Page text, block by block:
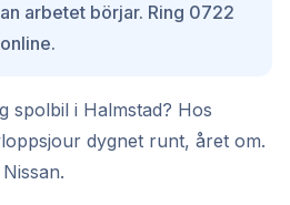
arbetet börjar. Ring 0722
spolbil i Halmstad? Hos
dygnet runt, året om.